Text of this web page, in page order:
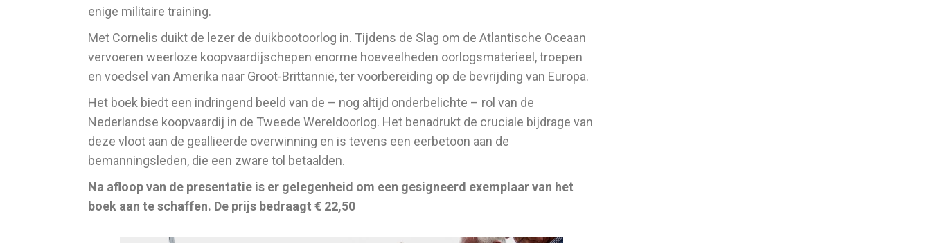
enige militaire training.
Met Cornelis duikt de lezer de duikbootoorlog in. Tijdens de Slag om de Atlantische Oceaan
vervoeren weerloze koopvaardijschepen enorme hoeveelheden oorlogsmaterieel, troepen
en voedsel van Amerika naar Groot-Brittannië, ter voorbereiding op de bevrijding van Europa.
Het boek biedt een indringend beeld van de – nog altijd onderbelichte – rol van de
Nederlandse koopvaardij in de Tweede Wereldoorlog. Het benadrukt de cruciale bijdrage van
deze vloot aan de geallieerde overwinning en is tevens een eerbetoon aan de
bemanningsleden, die een zware tol betaalden.
Na afloop van de presentatie is er gelegenheid om een gesigneerd exemplaar van het
boek aan te schaffen. De prijs bedraagt € 22,50